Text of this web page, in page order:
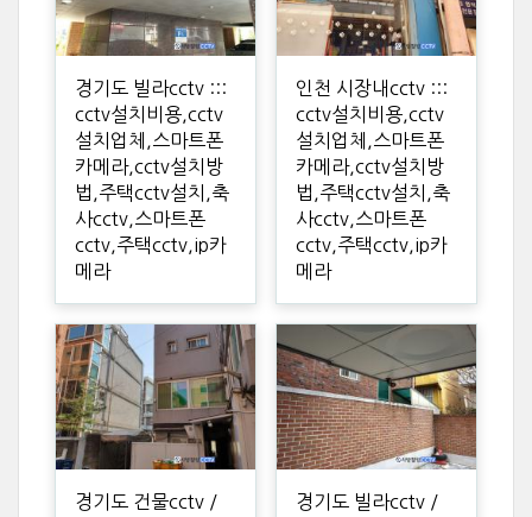
경기도 빌라cctv :::
cctv설치비용,cctv
설치업체,스마트폰
카메라,cctv설치방
법,주택cctv설치,축
사cctv,스마트폰
cctv,주택cctv,ip카
메라
인천 시장내cctv :::
cctv설치비용,cctv
설치업체,스마트폰
카메라,cctv설치방
법,주택cctv설치,축
사cctv,스마트폰
cctv,주택cctv,ip카
메라
경기도 건물cctv /
경기도 빌라cctv /